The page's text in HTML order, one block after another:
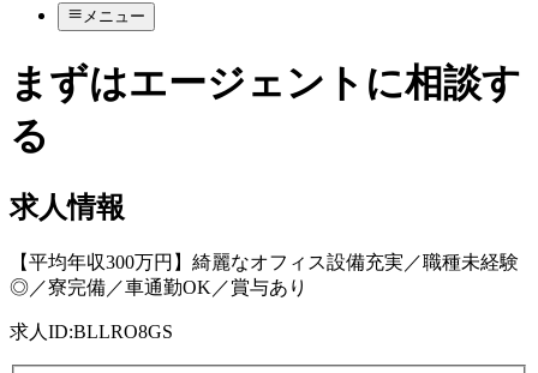
メニュー
まずはエージェントに相談す
る
求人情報
【平均年収300万円】綺麗なオフィス設備充実／職種未経験
◎／寮完備／車通勤OK／賞与あり
求人ID:BLLRO8GS